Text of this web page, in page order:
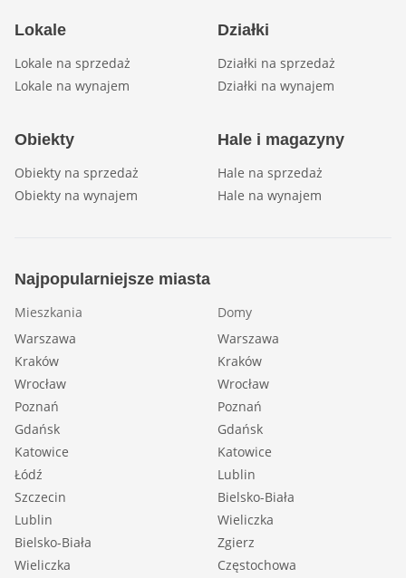
Lokale
Lokale na sprzedaż
Lokale na wynajem
Działki
Działki na sprzedaż
Działki na wynajem
Obiekty
Obiekty na sprzedaż
Obiekty na wynajem
Hale i magazyny
Hale na sprzedaż
Hale na wynajem
Najpopularniejsze miasta
Mieszkania
Warszawa
Kraków
Wrocław
Poznań
Gdańsk
Katowice
Łódź
Szczecin
Lublin
Bielsko-Biała
Wieliczka
Domy
Warszawa
Kraków
Wrocław
Poznań
Gdańsk
Katowice
Lublin
Bielsko-Biała
Wieliczka
Zgierz
Częstochowa